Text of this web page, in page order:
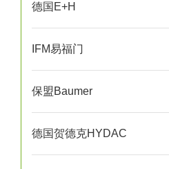
德国E+H
IFM易福门
保盟Baumer
德国贺德克HYDAC